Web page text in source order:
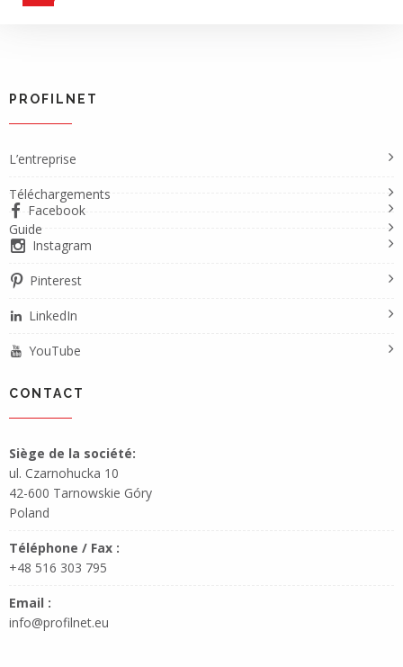
PROFILNET
L’entreprise
Téléchargements
Guide
Facebook
Instagram
Pinterest
LinkedIn
YouTube
CONTACT
Siège de la société:
ul. Czarnohucka 10
42-600 Tarnowskie Góry
Poland
Téléphone / Fax :
+48 516 303 795
Email :
info@profilnet.eu